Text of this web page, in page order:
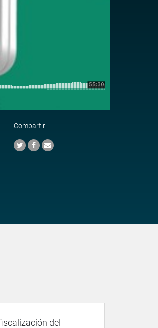
Compartir
del